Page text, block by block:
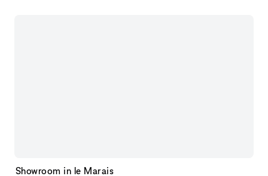
Showroom in le Marais